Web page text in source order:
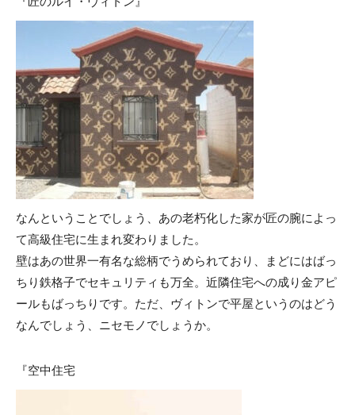
なんということでしょう、あの老朽化した家が匠の腕によっ
て高級住宅に生まれ変わりました。
壁はあの世界一有名な総柄でうめられており、まどにはばっ
ちり鉄格子でセキュリティも万全。近隣住宅への成り金アピ
ールもばっちりです。ただ、ヴィトンで平屋というのはどう
なんでしょう、ニセモノでしょうか。
『空中住宅